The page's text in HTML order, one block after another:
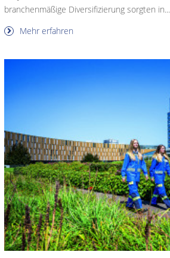
branchenmäßige Diversifizierung sorgten in...
Mehr erfahren